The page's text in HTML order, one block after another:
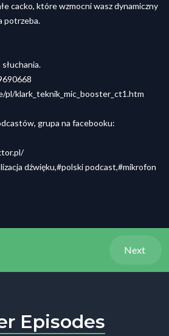
cacko, które wzmocni wasz dynamiczny
potrzeba.
klark_teknik_mic_booster_ct1.htm
grupa na facebooku:
dźwięku,#polski podcast,#mikrofon
Next
Episodes